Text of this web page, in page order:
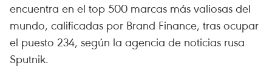
encuentra en el top 500 marcas más valiosas del
mundo, calificadas por Brand Finance, tras ocupar
el puesto 234, según la agencia de noticias rusa
Sputnik.